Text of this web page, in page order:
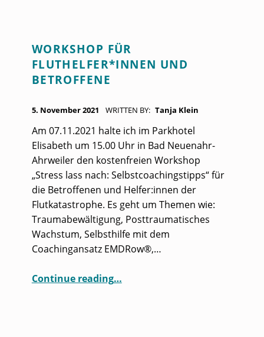
WORKSHOP FÜR
FLUTHELFER*INNEN UND
BETROFFENE
5. November 2021 WRITTEN BY: Tanja Klein
Am 07.11.2021 halte ich im Parkhotel
Elisabeth um 15.00 Uhr in Bad Neuenahr-
Ahrweiler den kostenfreien Workshop
„Stress lass nach: Selbstcoachingstipps“ für
die Betroffenen und Helfer:innen der
Flutkatastrophe. Es geht um Themen wie:
Traumabewältigung, Posttraumatisches
Wachstum, Selbsthilfe mit dem
Coachingansatz EMDRow®,…
Continue reading“Workshop für Fluthelfer*innen und Betroffene”
…